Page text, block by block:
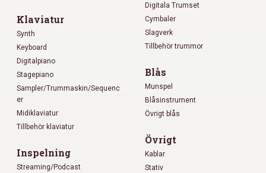
Klaviatur
Synth
Keyboard
Digitalpiano
Stagepiano
Sampler/Trummaskin/Sequenc
er
Midiklaviatur
Tillbehör klaviatur
Inspelning
Streaming/Podcast
Digitala Trumset
Cymbaler
Slagverk
Tillbehör trummor
Blås
Munspel
Blåsinstrument
Övrigt blås
Övrigt
Kablar
Stativ